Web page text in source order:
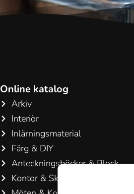
Online katalog
Arkiv
Interiör
Inlärningsmaterial
Färg & DIY
Anteckningsböcker & Block
Kontor & Skriv artiklar